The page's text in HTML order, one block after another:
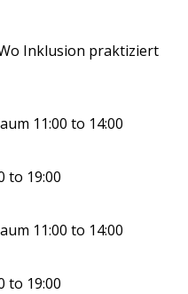
Inklusion praktiziert
11:00 to 14:00
to 19:00
11:00 to 14:00
to 19:00